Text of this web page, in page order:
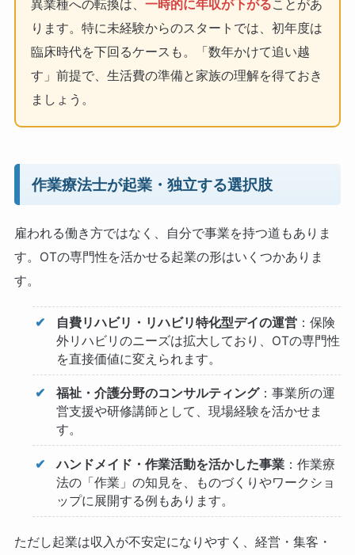
異業種への転換は、 一時的に年収が下がることがあ
ります。特に未経験からのスタートでは、初年度は
臨床時代を下回るケースも。「数年かけて追い越
す」前提で、生活費の準備と家族の理解を得ておき
ましょう。
作業療法士が起業・独立する選択肢
雇われる働き方ではなく、自分で事業を持つ道もありま
す。OTの専門性を活かせる起業の形はいくつかありま
す。
自費リハビリ・リハビリ特化型デイの運営：保険
外リハビリのニーズは拡大しており、OTの専門性
を直接価値に変えられます。
福祉・介護分野のコンサルティング：事業所の運
営支援や研修講師として、現場経験を活かせま
す。
ハンドメイド・作業活動を活かした事業：作業療
法の「作業」の知見を、ものづくりやワークショ
ップに展開する例もあります。
ただし起業は収入が不安定になりやすく、経営・集客・